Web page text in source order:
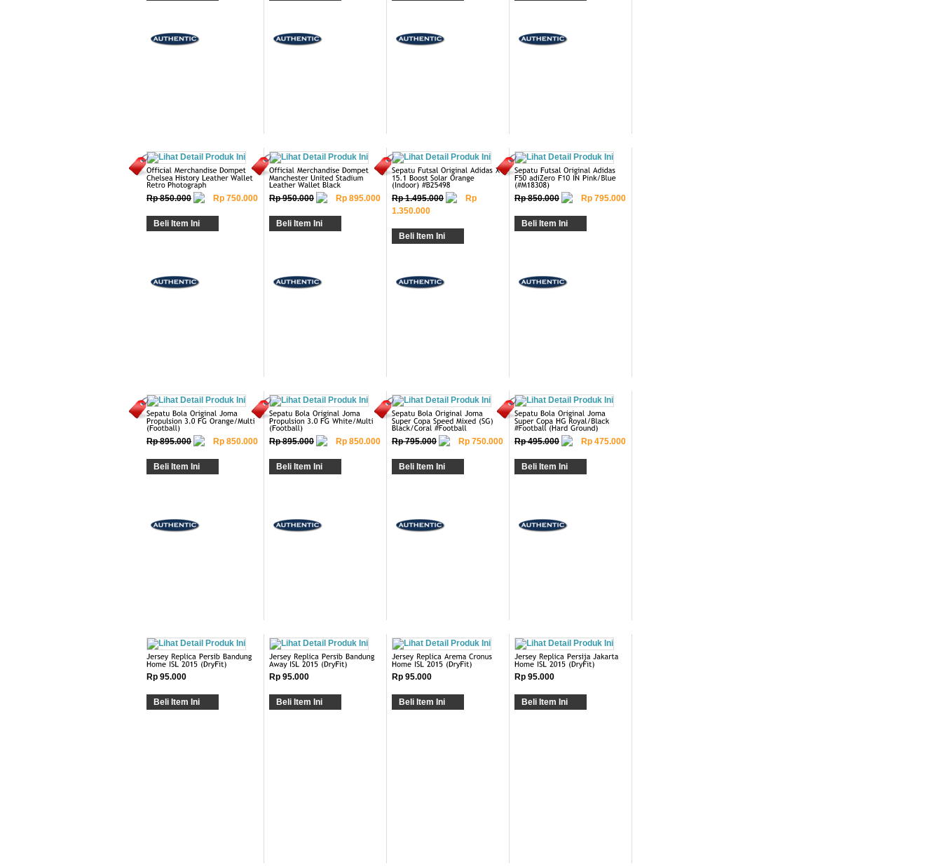
Rp 850.000 Rp 750.000
Beli Item Ini
Rp 950.000 Rp 895.000
Beli Item Ini
Rp 1.495.000
Rp
1.350.000
Beli Item Ini
Rp 850.000 Rp 795.000
Beli Item Ini
Rp 895.000 Rp 850.000
Beli Item Ini
Rp 895.000 Rp 850.000
Beli Item Ini
Rp 795.000 Rp 750.000
Beli Item Ini
Rp 495.000 Rp 475.000
Beli Item Ini
Rp 95.000
Beli Item Ini
Rp 95.000
Beli Item Ini
Rp 95.000
Beli Item Ini
Rp 95.000
Beli Item Ini